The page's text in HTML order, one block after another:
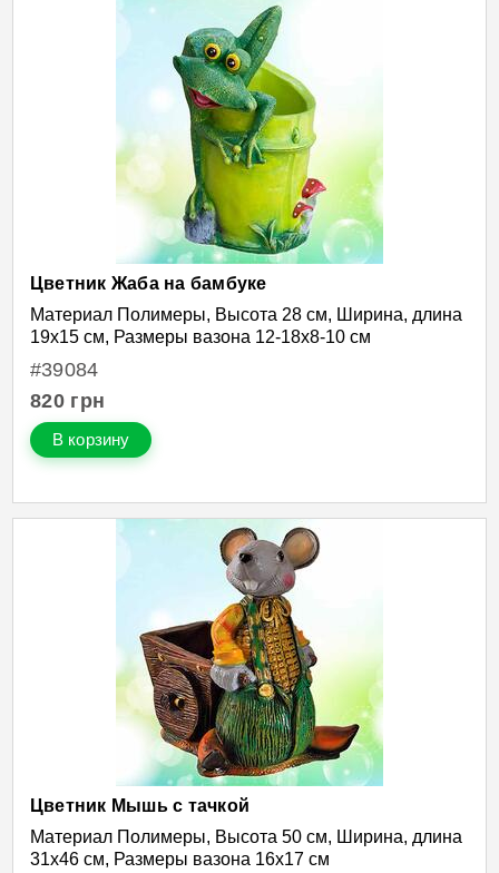
Цветник Жаба на бамбуке
Материал Полимеры, Высота 28 см, Ширина, длина
19х15 см, Размеры вазона 12-18х8-10 см
#39084
820 грн
В корзину
Цветник Мышь с тачкой
Материал Полимеры, Высота 50 см, Ширина, длина
31х46 см, Размеры вазона 16х17 см